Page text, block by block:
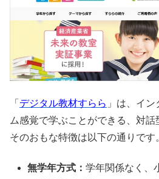
「 デジタル教材すらら 」は、イ
ム感覚で学ぶことができる、対話
そのおもな特徴は以下の通りです
無学年方式：学年関係なく、